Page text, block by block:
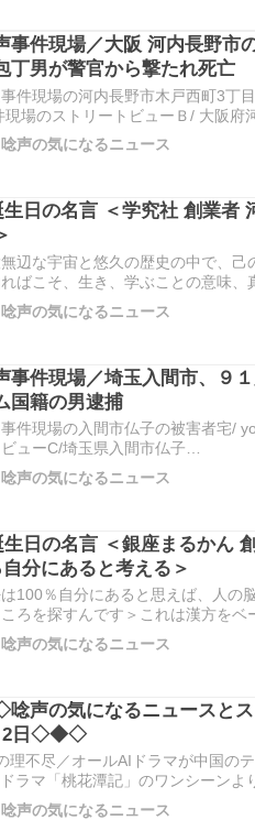
事件現場／大阪 河内長野市
丁男が警官から撃たれ死亡
件現場の河内長野市木戸西町3丁
現場のストリートビューＢ/ 大阪府
maps.app.goo.gl/
x5U…
唸声の気になるニュース
生日の名言 ＜学究社 創業者
無辺な宇宙と悠久の歴史の中で、
ばこそ、生き、学ぶことの意味、
必死に」努力することの意味を深
きる」ということです＞これは東
唸声の気になるニュース
事件現場／埼玉入間市、９
国籍の男逮捕
件現場の入間市仏子の被害者宅/
ューC/埼玉県入間市仏子
maps.app.goo.gl/
南南西270m 映像：ANN 8/3：「腹
唸声の気になるニュース
生日の名言 ＜銀座まるかん
自分にあると考える＞
は100％自分にあると思えば、人の
ろを探すんです＞これは漢方をベ
った銀座日本漢方研究所（現銀座
8/3 ～ 満78歳) の言葉です。こ
唸声の気になるニュース
声の気になるニュースとス
2日◇◆◇
理不尽／オールAIドラマが中国の
ラマ「桃花潭記」のワンシーンよ
がよく見ると双子のように似て
で同じ、1列目の右の悪党は2列
唸声の気になるニュース